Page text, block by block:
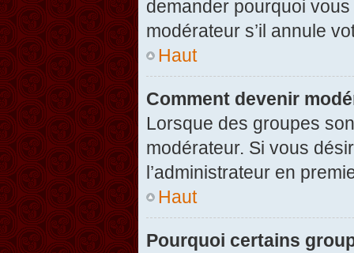
demander pourquoi
modérateur s’il annule
Haut
Comment devenir
Lorsque des groupes
modérateur. Si vous
l’administrateur en
Haut
Pourquoi certains